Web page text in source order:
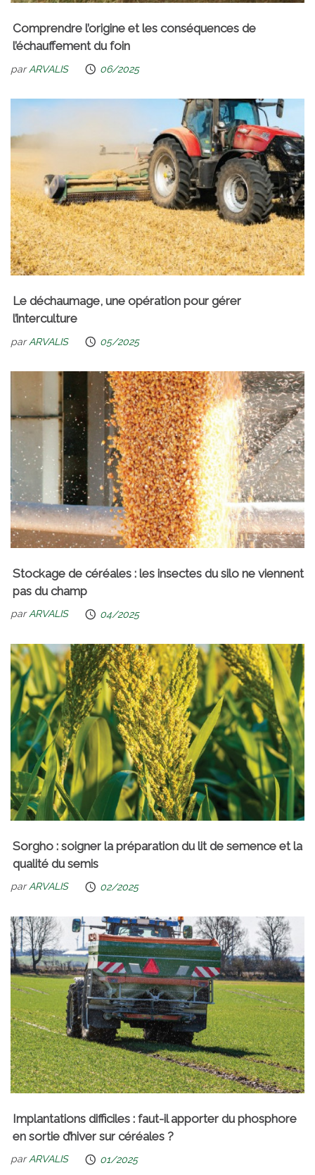
Comprendre l’origine et les conséquences de
l’échauffement du foin
parARVALIS 06/2025
Le déchaumage, une opération pour gérer
l’interculture
parARVALIS 05/2025
Stockage de céréales : les insectes du silo ne viennent
pas du champ
parARVALIS 04/2025
Sorgho : soigner la préparation du lit de semence et la
qualité du semis
parARVALIS 02/2025
Implantations difficiles : faut-il apporter du phosphore
en sortie d’hiver sur céréales ?
parARVALIS 01/2025